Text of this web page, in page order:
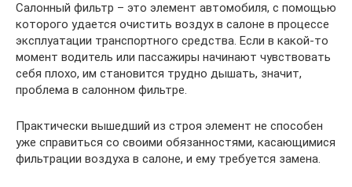
Салонный фильтр – это элемент автомобиля, с помощью
которого удается очистить воздух в салоне в процессе
эксплуатации транспортного средства. Если в какой-то
момент водитель или пассажиры начинают чувствовать
себя плохо, им становится трудно дышать, значит,
проблема в салонном фильтре.
Практически вышедший из строя элемент не способен
уже справиться со своими обязанностями, касающимися
фильтрации воздуха в салоне, и ему требуется замена.